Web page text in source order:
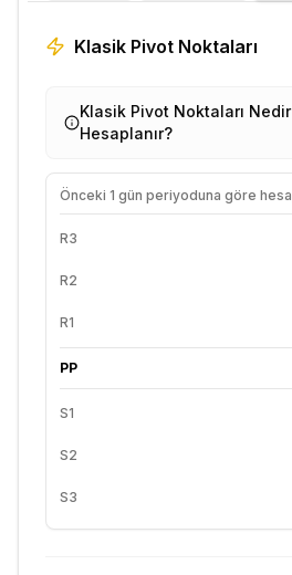
Klasik Pivot Noktaları
Klasik Pivot Noktaları
Hesaplanır?
Önceki 1 gün periyoduna göre
R3
R2
R1
PP
S1
S2
S3